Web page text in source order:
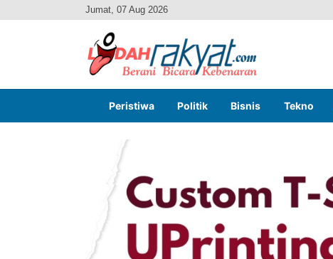
Jumat, 07 Aug 2026
Peristiwa Politik Bisnis Tekno